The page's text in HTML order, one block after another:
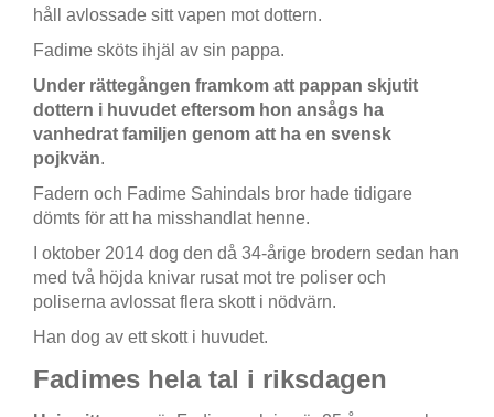
håll avlossade sitt vapen mot dottern.
Fadime sköts ihjäl av sin pappa.
Under rättegången framkom att pappan skjutit
dottern i huvudet eftersom hon ansågs ha
vanhedrat familjen genom att ha en svensk
pojkvän.
Fadern och Fadime Sahindals bror hade tidigare
dömts för att ha misshandlat henne.
I oktober 2014 dog den då 34-årige brodern sedan han
med två höjda knivar rusat mot tre poliser och
poliserna avlossat flera skott i nödvärn.
Han dog av ett skott i huvudet.
Fadimes hela tal i riksdagen